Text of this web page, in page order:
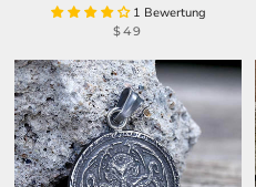
1 Bewertung
$49